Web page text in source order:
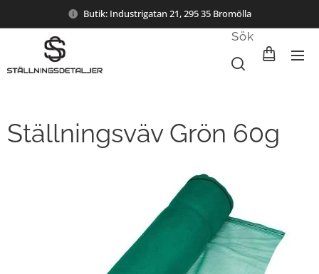
Butik: Industrigatan 21, 295 35 Bromölla
Sök
Ställningsväv Grön 60g